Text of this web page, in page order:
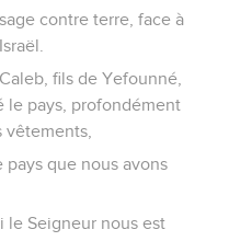
contre terre, face à
fils de Yefounné,
le pays, profondément
pays que nous avons
le Seigneur nous est